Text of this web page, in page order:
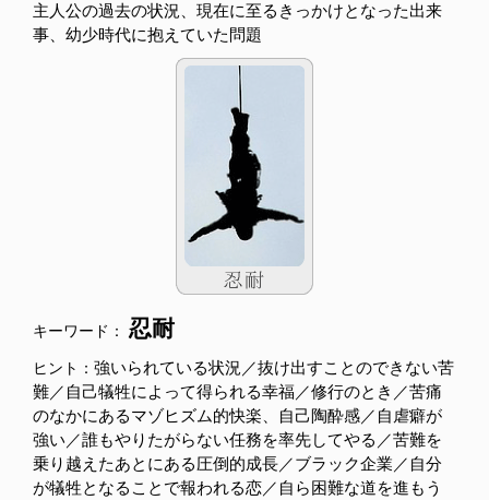
主人公の過去の状況、現在に至るきっかけとなった出来
事、幼少時代に抱えていた問題
キーワード： 忍耐
ヒント： 強いられている状況／抜け出すことのできない苦
難／自己犠牲によって得られる幸福／修行のとき／苦痛
のなかにあるマゾヒズム的快楽、自己陶酔感／自虐癖が
強い／誰もやりたがらない任務を率先してやる／苦難を
乗り越えたあとにある圧倒的成長／ブラック企業／自分
が犠牲となることで報われる恋／自ら困難な道を進もう